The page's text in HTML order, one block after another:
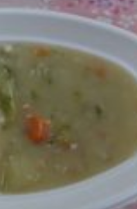
2025年
2024年
2023年
2022年
2021年
2020年
2019年